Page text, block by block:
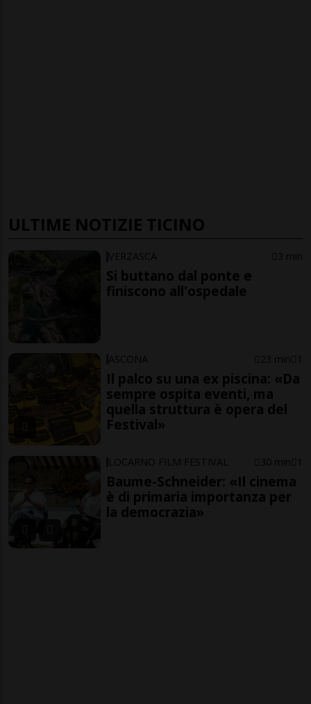
ULTIME NOTIZIE TICINO
VERZASCA 3 min
Si buttano dal ponte e
finiscono all'ospedale
ASCONA 23 min 1
Il palco su una ex piscina: «Da
sempre ospita eventi, ma
quella struttura è opera del
Festival»
LOCARNO FILM FESTIVAL 30 min 1
Baume-Schneider: «Il cinema
è di primaria importanza per
la democrazia»